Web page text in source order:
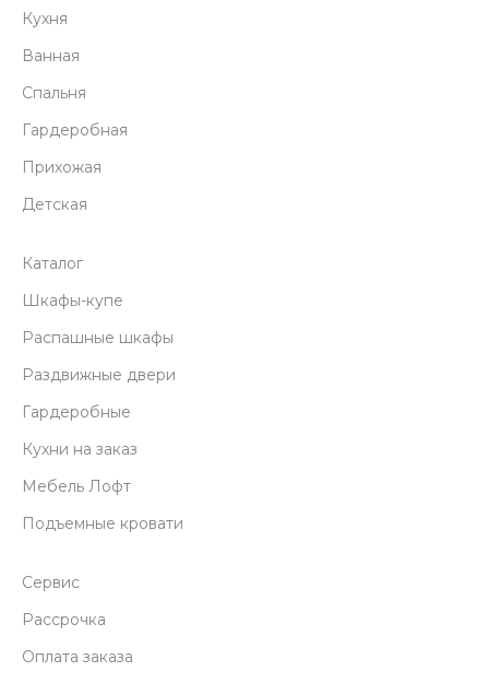
Кухня
Ванная
Спальня
Гардеробная
Прихожая
Детская
Каталог
Шкафы-купе
Распашные шкафы
Раздвижные двери
Гардеробные
Кухни на заказ
Мебель Лофт
Подъемные кровати
Сервис
Рассрочка
Оплата заказа